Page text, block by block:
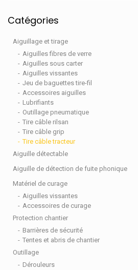
Catégories
Aiguillage et tirage
Aiguilles fibres de verre
Aiguilles sous carter
Aiguilles vissantes
Jeu de baguettes tire-fil
Accessoires aiguilles
Lubrifiants
Outillage pneumatique
Tire câble rilsan
Tire câble grip
Tire câble tracteur
Aiguille détectable
Aiguille de détection de fuite phonique
Matériel de curage
Aiguilles vissantes
Accessoires de curage
Protection chantier
Barrières de sécurité
Tentes et abris de chantier
Outillage
Dérouleurs